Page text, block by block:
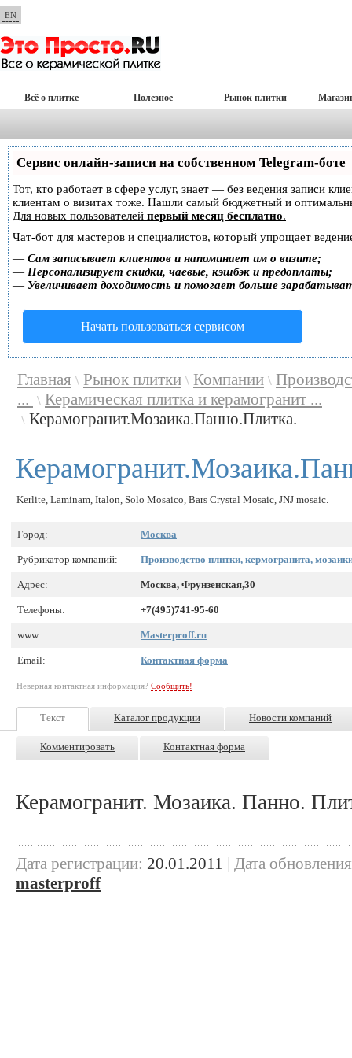
EN
Всё о плитке Полезное Рынок плитки
Сервис онлайн-записи на собственном Telegram-боте
Тот, кто работает в сфере услуг, знает — без ведения записи
клиентам о визитах тоже. Нашли самый бюджетный и
Для новых пользователей первый месяц бесплатно.
Чат-бот для мастеров и специалистов, который упрощает
— Сам записывает клиентов и напоминает им о визите;
— Персонализирует скидки, чаевые, кэшбэк и предоплаты;
— Увеличивает доходимость и помогает больше
Начать пользоваться сервисом
Главная \ Рынок плитки \ Компании \
... \ Керамическая плитка и керамогранит ...
\ Керамогранит.Мозаика.Панно.Плитка.
Kerlite, Laminam, Italon, Solo Mosaico, Bars Crystal Mosaic, JNJ mosaic.
Город: Москва
Рубрикатор компаний: Производство плитки, кермогранита,
Адрес: Москва, Фрунзенская,30
Телефоны: +7(495)741-95-60
www: Masterproff.ru
Email: Контактная форма
Неверная контактная информация? Сообщить!
Текст Каталог продукции Новости компаний
Комментировать Контактная форма
Керамогранит. Мозаика. Панно.
Дата регистрации: 20.01.2011 | Дата
masterproff